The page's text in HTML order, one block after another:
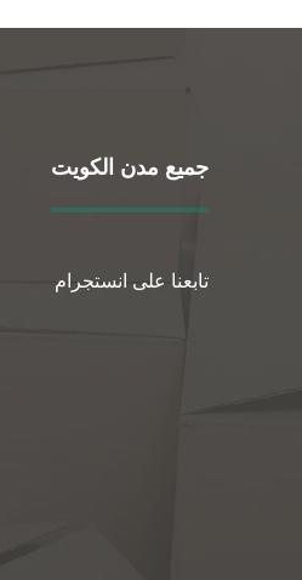
جميع مدن الكويت
تابعنا على انستجرام